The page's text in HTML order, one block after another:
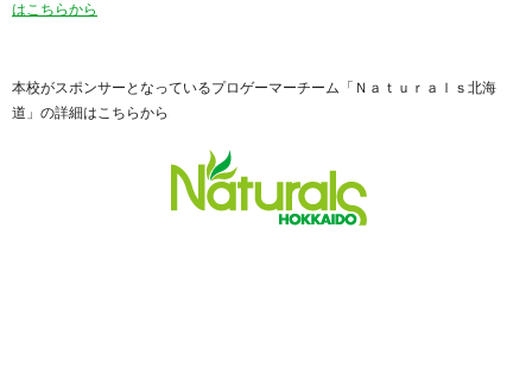
はこちらから
本校がスポンサーとなっているプロゲーマーチーム「Ｎａｔｕｒａｌｓ北海
道」の詳細はこちらから